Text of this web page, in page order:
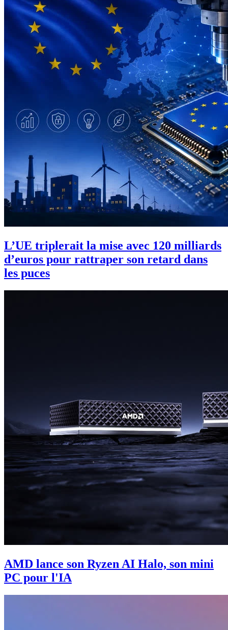
L’UE triplerait la mise avec 120 milliards
d’euros pour rattraper son retard dans
les puces
AMD lance son Ryzen AI Halo, son mini
PC pour l'IA